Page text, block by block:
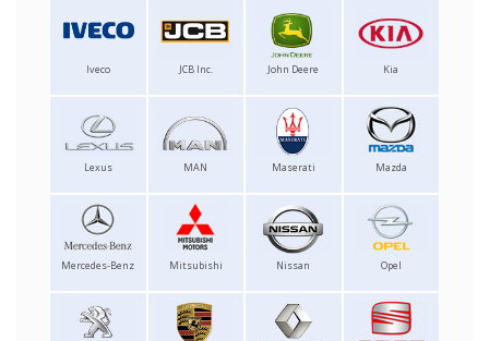
Iveco JCB Inc. John Deere Kia
Lexus MAN Maserati Mazda
Mercedes-Benz Mitsubishi Nissan Opel